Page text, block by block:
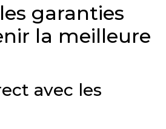
garanties
la meilleure
avec les